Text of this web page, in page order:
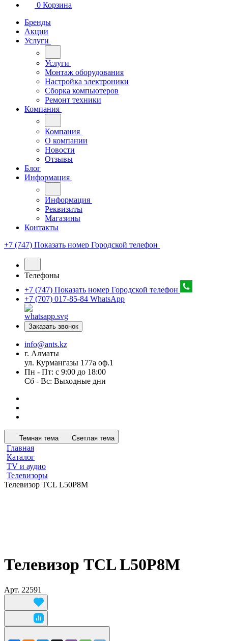
0 Корзина
Бренды
Акции
Услуги
Услуги
Монтаж оборудования
Настройка электроники
Сборка компьютеров
Ремонт техники
Компания
Компания
О компании
Новости
Отзывы
Блог
Информация
Информация
Реквизиты
Магазины
Контакты
+7 (747) Показать номер Городской телефон
Телефоны
+7 (747) Показать номер Городской телефон
+7 (707) 017-85-84 WhatsApp
Заказать звонок
info@ants.kz
г. Алматы
ул. Курмангазы 177а оф.1
Пн - Пт: с 9:00 до 18:00
Сб - Вс: Выходные дни
Темная тема Светлая тема
Главная
Каталог
TV и аудио
Телевизоры
Телевизор TCL L50P8M
Телевизор TCL L50P8M
Арт. 22591